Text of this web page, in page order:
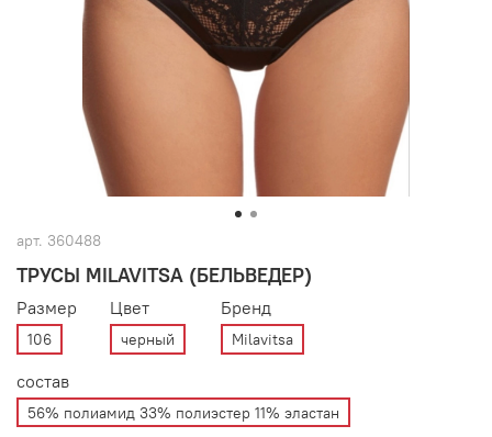
арт. 360488
ТРУСЫ MILAVITSA (БЕЛЬВЕДЕР)
Размер
106
Цвет
черный
Бренд
Milavitsa
состав
56% полиамид 33% полиэстер 11% эластан